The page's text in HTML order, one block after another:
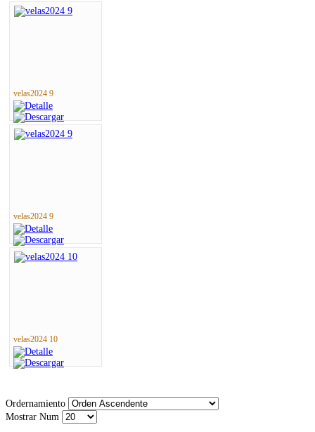
velas2024 9
velas2024 9
velas2024 10
Ordernamiento
Mostrar Num